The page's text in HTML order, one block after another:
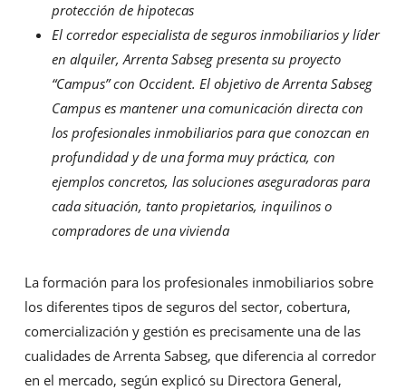
protección de hipotecas
El corredor especialista de seguros inmobiliarios y líder
en alquiler, Arrenta Sabseg presenta su proyecto
“Campus” con Occident. El objetivo de Arrenta Sabseg
Campus es mantener una comunicación directa con
los profesionales inmobiliarios para que conozcan en
profundidad y de una forma muy práctica, con
ejemplos concretos, las soluciones aseguradoras para
cada situación, tanto propietarios, inquilinos o
compradores de una vivienda
La formación para los profesionales inmobiliarios sobre
los diferentes tipos de seguros del sector, cobertura,
comercialización y gestión es precisamente una de las
cualidades de Arrenta Sabseg, que diferencia al corredor
en el mercado, según explicó su Directora General,